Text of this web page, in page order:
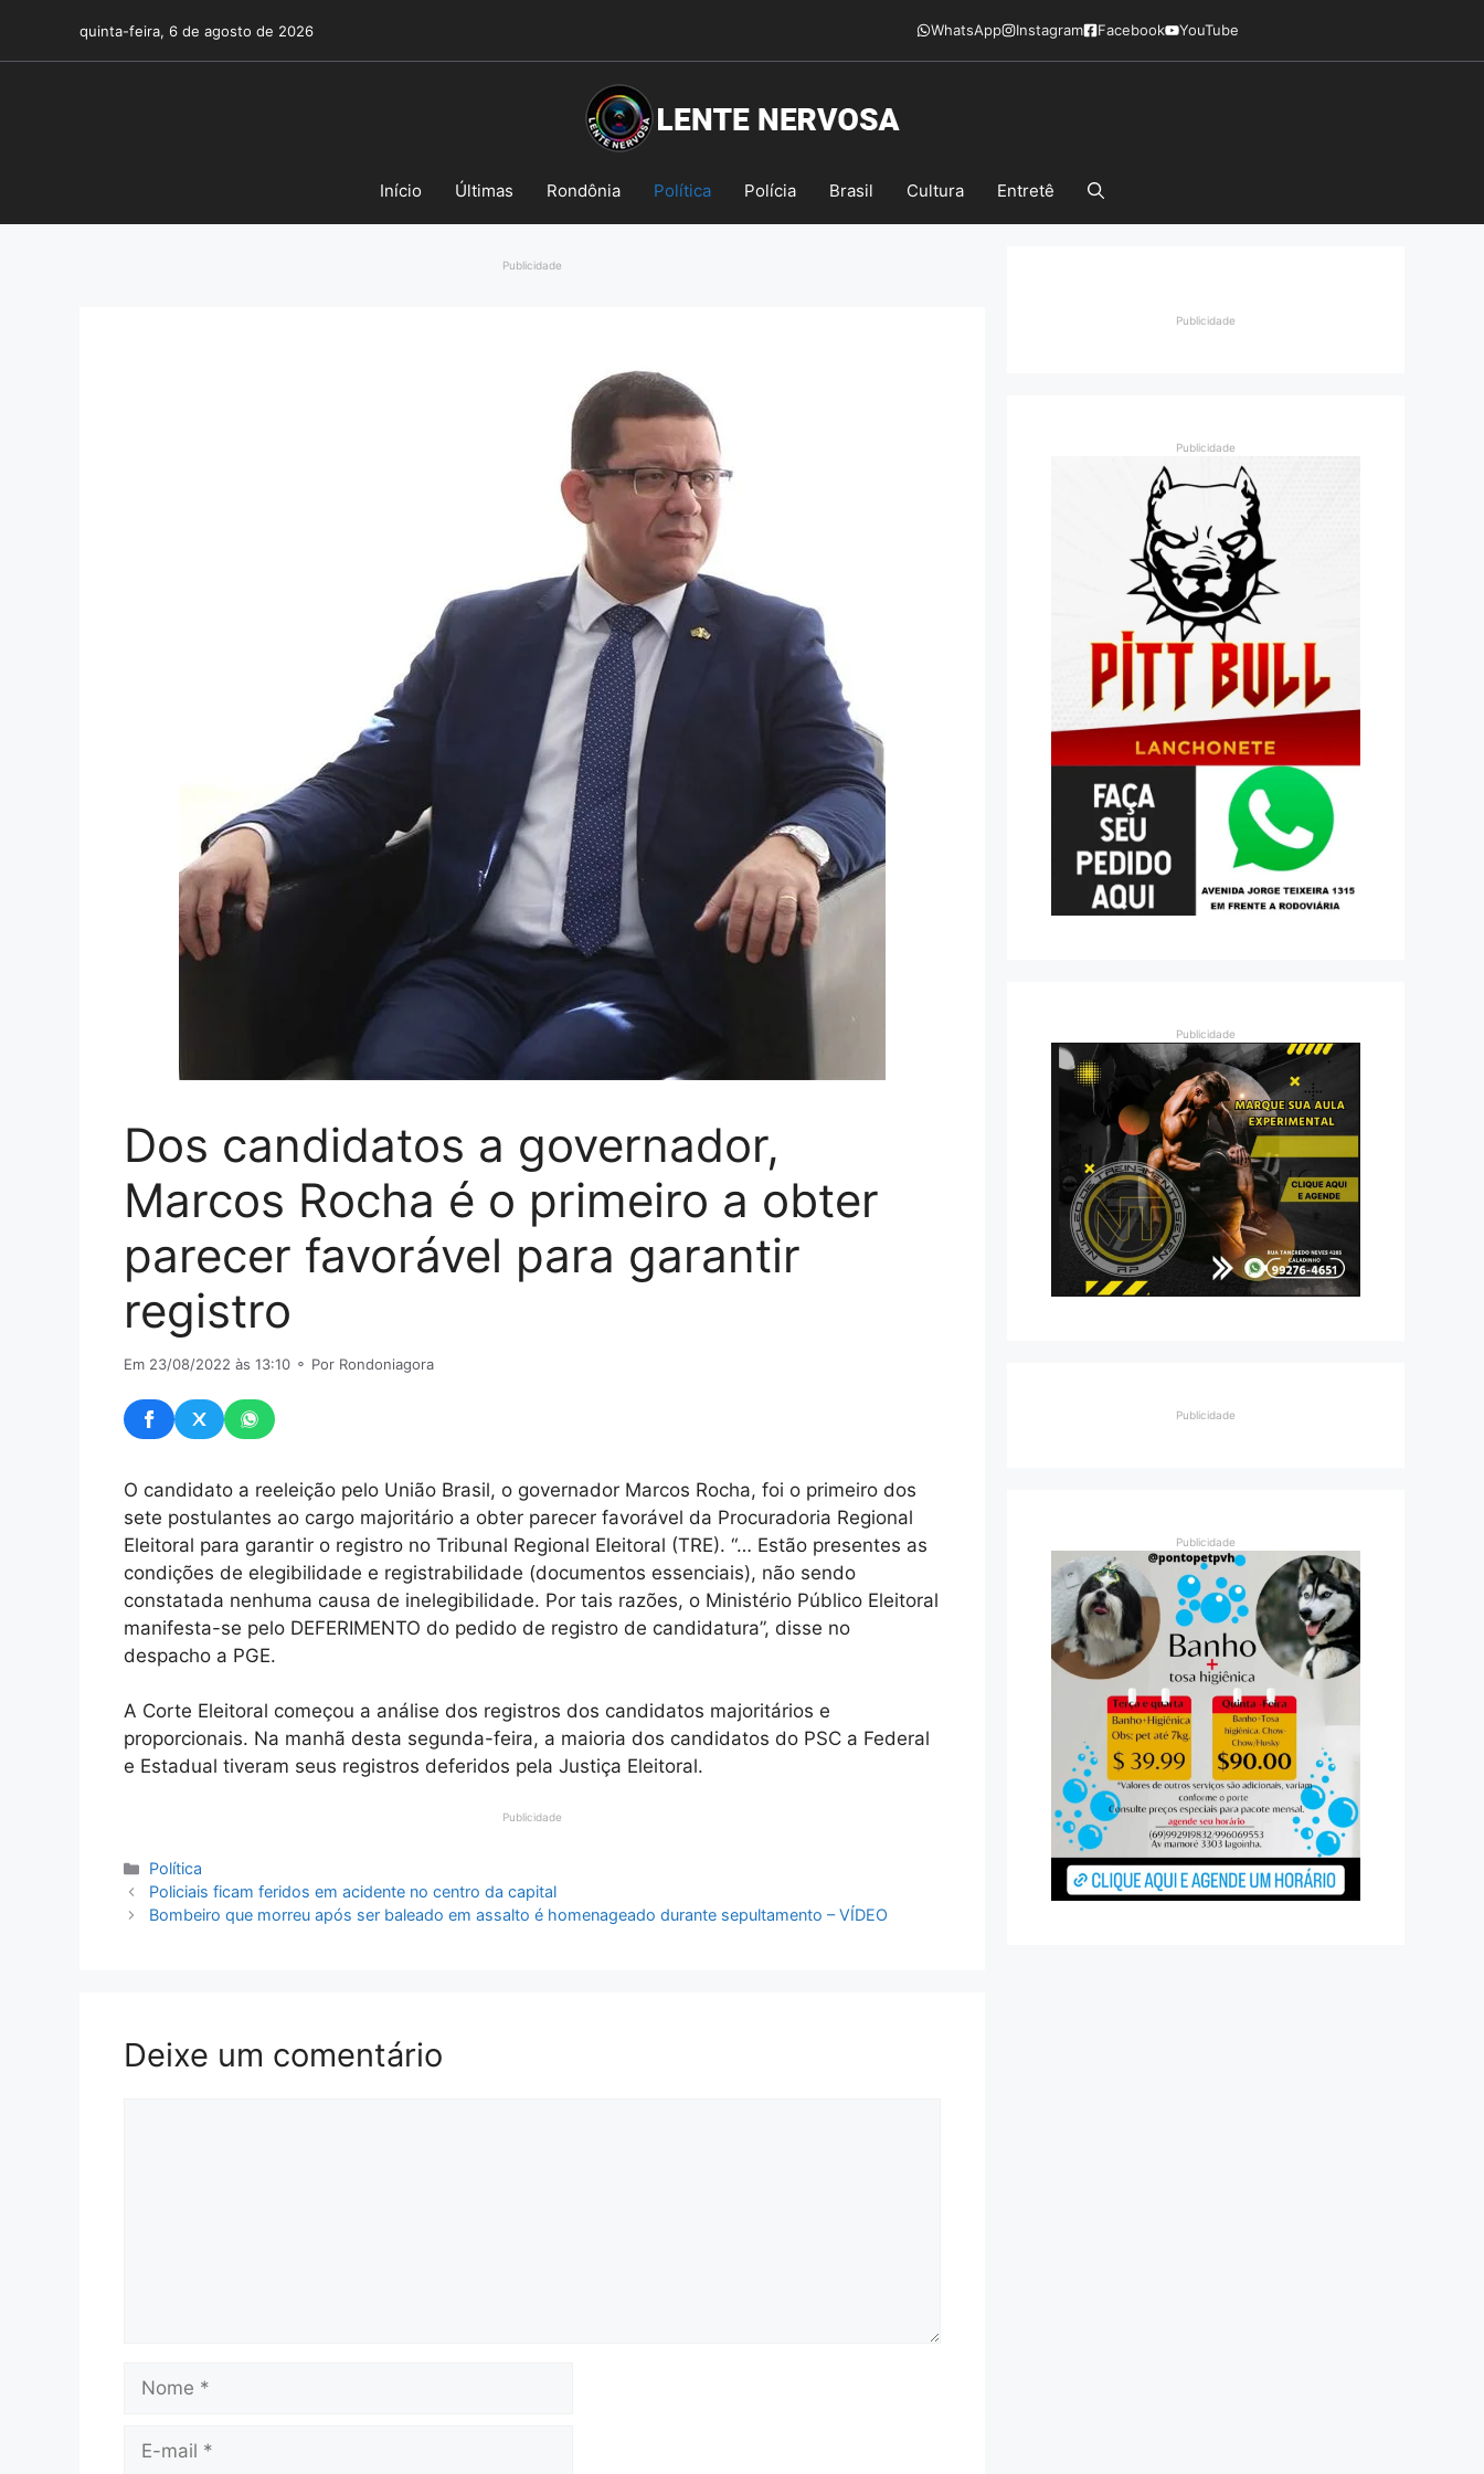
o
quinta-feira, 6 de agosto de 2026 WhatsApp Instagram Facebook YouTube
Início Últimas Rondônia Política Polícia Brasil Cultura Entretê
Publicidade
Dos candidatos a governador,
Marcos Rocha é o primeiro a obter
parecer favorável para garantir
registro
Em 23/08/2022 às 13:10 ⚬ Por Rondoniagora
O candidato a reeleição pelo União Brasil, o governador Marcos Rocha, foi o primeiro dos
sete postulantes ao cargo majoritário a obter parecer favorável da Procuradoria Regional
Eleitoral para garantir o registro no Tribunal Regional Eleitoral (TRE). “… Estão presentes as
condições de elegibilidade e registrabilidade (documentos essenciais), não sendo
constatada nenhuma causa de inelegibilidade. Por tais razões, o Ministério Público Eleitoral
manifesta-se pelo DEFERIMENTO do pedido de registro de candidatura”, disse no
despacho a PGE.
A Corte Eleitoral começou a análise dos registros dos candidatos majoritários e
proporcionais. Na manhã desta segunda-feira, a maioria dos candidatos do PSC a Federal
e Estadual tiveram seus registros deferidos pela Justiça Eleitoral.
Publicidade
Categorias
Política
Policiais ficam feridos em acidente no centro da capital
Bombeiro que morreu após ser baleado em assalto é homenageado durante sepultamento – VÍDEO
Deixe um comentário
Nome
Publicidade
Publicidade
Publicidade
Publicidade
Publicidade